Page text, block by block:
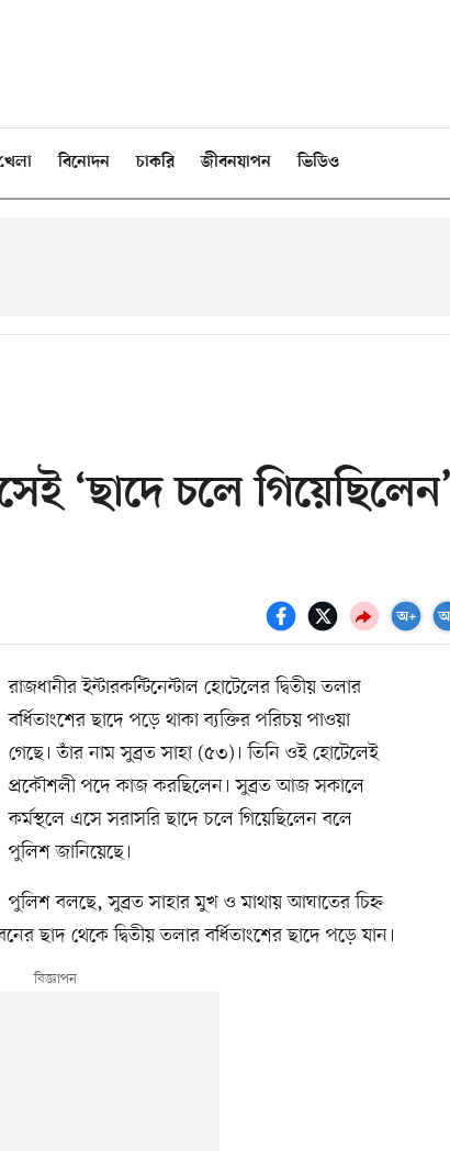
বিনোদন চাকরি জীবনযাপন ভিডিও
‘ছাদে চলে গিয়েছিলেন’
রাজধানীর ইন্টারকন্টিনেন্টাল হোটেলের দ্বিতীয় তলার
বর্ধিতাংশের ছাদে পড়ে থাকা ব্যক্তির পরিচয় পাওয়া
গেছে। তাঁর নাম সুব্রত সাহা (৫৩)। তিনি ওই হোটেলেই
প্রকৌশলী পদে কাজ করছিলেন। সুব্রত আজ সকালে
কর্মস্থলে এসে সরাসরি ছাদে চলে গিয়েছিলেন বলে
পুলিশ জানিয়েছে।
পুলিশ বলছে, সুব্রত সাহার মুখ ও মাথায় আঘাতের চিহ্ন
ছাদ থেকে দ্বিতীয় তলার বর্ধিতাংশের ছাদে পড়ে যান।